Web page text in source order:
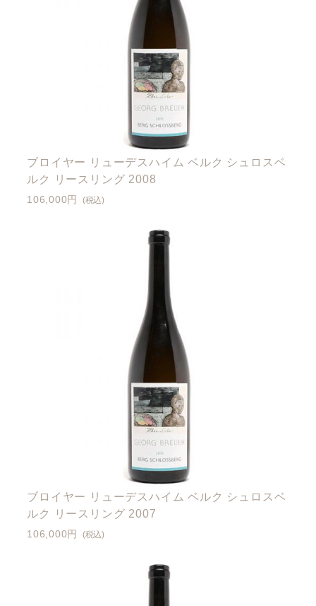
ブロイヤー リューデスハイム ベルク シュロスベ
ルク リースリング 2008
106,000円 (税込)
ブロイヤー リューデスハイム ベルク シュロスベ
ルク リースリング 2007
106,000円 (税込)